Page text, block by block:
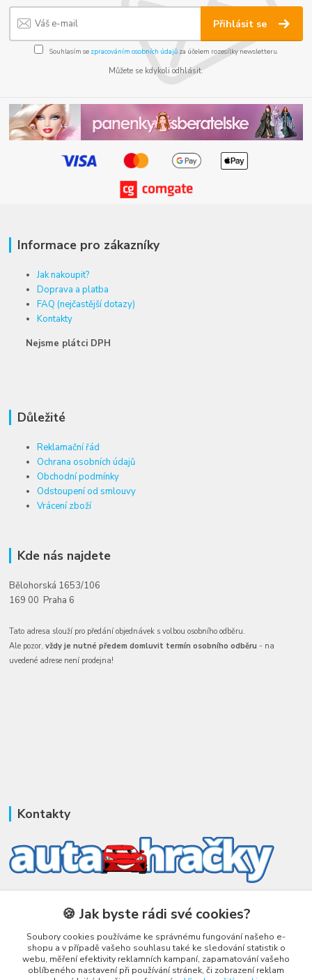
Přihlásit se
Souhlasím se zpracováním osobních údajůza účelem rozesílky newsletteru.
Můžete se kdykoli odhlásit.
Informace pro zákazníky
Jak nakoupit?
Doprava a platba
FAQ (nejčastější dotazy)
Kontakty
Nejsme plátci DPH
Důležité
Reklamační řád
Ochrana osobních údajů
Obchodní podmínky
Odstoupení od smlouvy
Vrácení zboží
Kde nás najdete
Bělohorská 1653/106
169 00 Praha 6
Tato adresa slouží pro předání objednávek s volbou osobního odběru.
Ale pozor,vždy je nutné předem domluvit termín osobního odběru - na
uvedené adrese není prodejna!
Kontakty
+420 775 231 066
honza@autahracky.cz
🍪 Jak byste rádi své cookies?
Soubory cookies používáme ke správnému fungování našeho e-
shopu a v případě vašeho souhlasu také ke sledování statistik o
webu, měření efektivity reklamních kampaní, zapamatování vašeho
oblíbeného nastavení při používání stránek, či zobrazení reklam